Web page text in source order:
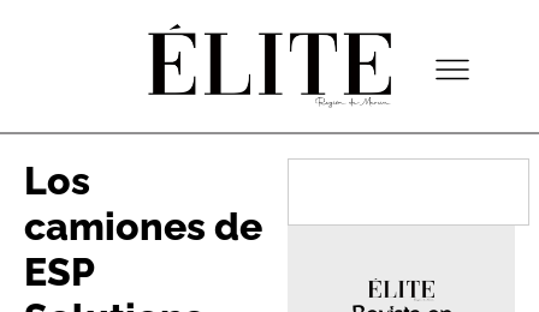
Los
camiones de
ESP